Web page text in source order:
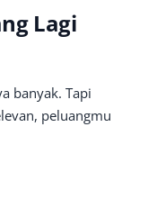
Lagi
banyak. Tapi
peluangmu